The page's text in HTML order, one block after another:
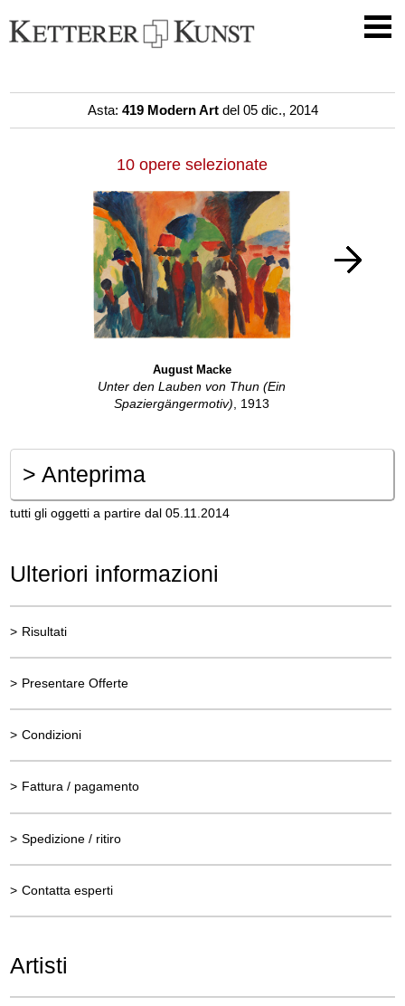
Asta: 419 Modern Artdel 05 dic., 2014
10 opere selezionate
August Macke
Unter den Lauben von Thun (Ein
Spaziergängermotiv), 1913
>Anteprima
tutti gli oggetti a partire dal 05.11.2014
Ulteriori informazioni
> Risultati
> Presentare Offerte
> Condizioni
> Fattura / pagamento
> Spedizione / ritiro
> Contatta esperti
Artisti